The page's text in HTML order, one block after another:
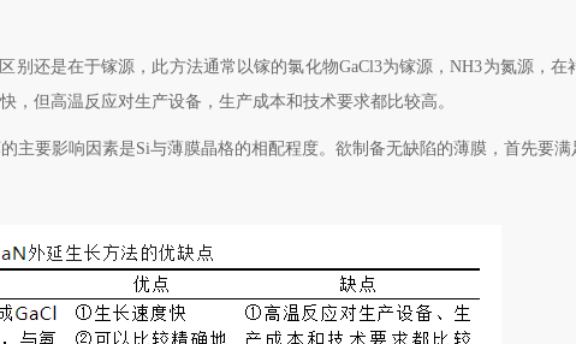
别还是在于镓源，此方法通常以镓的氯化物GaCl3为镓源，NH3为氮源，在
，但高温反应对生产设备，生产成本和技术要求都比较高。
主要影响因素是Si与薄膜晶格的相配程度。欲制备无缺陷的薄膜，首先要